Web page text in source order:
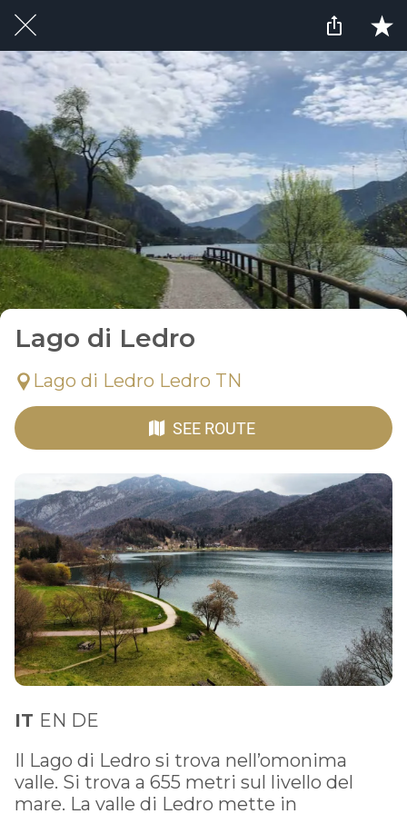
Lago di Ledro
Lago di Ledro Ledro TN
SEE ROUTE
IT EN DE
Il Lago di Ledro si trova nell’omonima
valle. Si trova a 655 metri sul livello del
mare. La valle di Ledro mette in